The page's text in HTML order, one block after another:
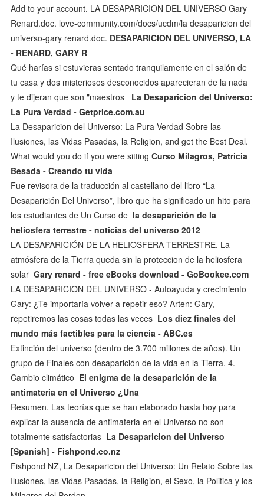
Add to your account. LA DESAPARICION DEL UNIVERSO Gary
Renard.doc. love-community.com/docs/ucdm/la desaparicion del
universo-gary renard.doc. DESAPARICION DEL UNIVERSO, LA
- RENARD, GARY R
Qué harías si estuvieras sentado tranquilamente en el salón de
tu casa y dos misteriosos desconocidos aparecieran de la nada
y te dijeran que son "maestros La Desaparicion del Universo:
La Pura Verdad - Getprice.com.au
La Desaparicion del Universo: La Pura Verdad Sobre las
Ilusiones, las Vidas Pasadas, la Religion, and get the Best Deal.
What would you do if you were sittingCurso Milagros, Patricia
Besada - Creando tu vida
Fue revisora de la traducción al castellano del libro “La
Desaparición Del Universo”, libro que ha significado un hito para
los estudiantes de Un Curso de la desaparición de la
heliosfera terrestre - noticias del universo 2012
LA DESAPARICIÓN DE LA HELIOSFERA TERRESTRE. La
atmósfera de la Tierra queda sin la proteccion de la heliosfera
solarGary renard - free eBooks download - GoBookee.com
LA DESAPARICION DEL UNIVERSO - Autoayuda y crecimiento
Gary: ¿Te importaría volver a repetir eso? Arten: Gary,
repetiremos las cosas todas las veces Los diez finales del
mundo más factibles para la ciencia - ABC.es
Extinción del universo (dentro de 3.700 millones de años). Un
grupo de Finales con desaparición de la vida en la Tierra. 4.
Cambio climático El enigma de la desaparición de la
antimateria en el Universo ¿Una
Resumen. Las teorías que se han elaborado hasta hoy para
explicar la ausencia de antimateria en el Universo no son
totalmente satisfactorias La Desaparicion del Universo
[Spanish] - Fishpond.co.nz
Fishpond NZ, La Desaparicion del Universo: Un Relato Sobre las
Ilusiones, las Vidas Pasadas, la Religion, el Sexo, la Politica y los